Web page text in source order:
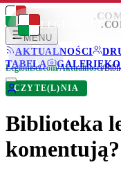
LEGIONISCI
MENU
AKTUALNOŚCI
TABELA
GALERIE
LEGIONISCI
Legionisci.com/Aktualności/
CZYTE(L)NIA
Biblioteka